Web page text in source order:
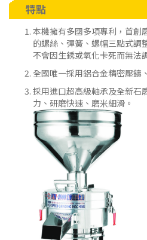
特點
本機擁有多國多項專利，首創
的螺絲、彈簧、螺帽三點式調
不會因生銹或氧化卡死而無法
全國唯一採用鋁合金精密壓鑄
採用進口超高級軸承及全新石
力、研磨快速、磨米細滑。